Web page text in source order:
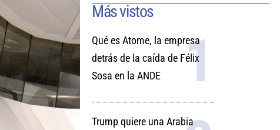
Más vistos
Qué es Atome, la empresa
detrás de la caída de Félix
Sosa en la ANDE
Trump quiere una Arabia